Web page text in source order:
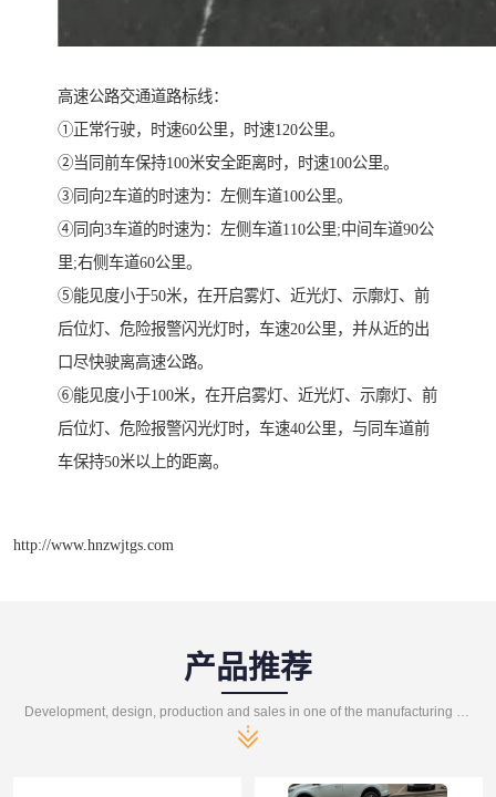
高速公路交通道路标线：
①正常行驶，时速60公里，时速120公里。
②当同前车保持100米安全距离时，时速100公里。
③同向2车道的时速为：左侧车道100公里。
④同向3车道的时速为：左侧车道110公里;中间车道90公
里;右侧车道60公里。
⑤能见度小于50米，在开启雾灯、近光灯、示廓灯、前
后位灯、危险报警闪光灯时，车速20公里，并从近的出
口尽快驶离高速公路。
⑥能见度小于100米，在开启雾灯、近光灯、示廓灯、前
后位灯、危险报警闪光灯时，车速40公里，与同车道前
车保持50米以上的距离。
http://www.hnzwjtgs.com
产品推荐